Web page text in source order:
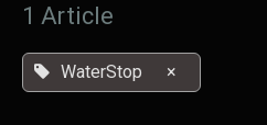
1 Article
WaterStop ×